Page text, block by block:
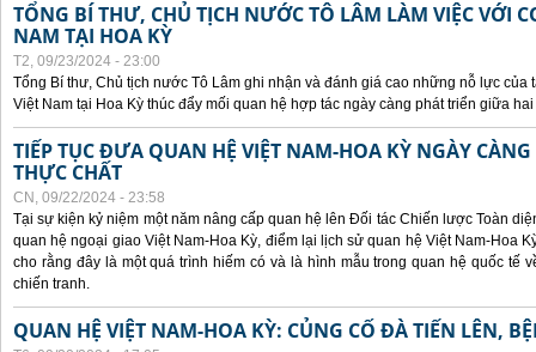
TỔNG BÍ THƯ, CHỦ TỊCH NƯỚC TÔ LÂM LÀM VIỆC VỚI
NAM TẠI HOA KỲ
T2, 09/23/2024 - 23:00
Tổng Bí thư, Chủ tịch nước Tô Lâm ghi nhận và đánh giá cao những nỗ lực của
Việt Nam tại Hoa Kỳ thúc đẩy mối quan hệ hợp tác ngày càng phát triển giữa
TIẾP TỤC ĐƯA QUAN HỆ VIỆT NAM-HOA KỲ NGÀY
THỰC CHẤT
CN, 09/22/2024 - 23:58
Tại sự kiện kỷ niệm một năm nâng cấp quan hệ lên Đối tác Chiến lược Toàn
quan hệ ngoại giao Việt Nam-Hoa Kỳ, điểm lại lịch sử quan hệ Việt Nam-Hoa
cho rằng đây là một quá trình hiếm có và là hình mẫu trong quan hệ quốc tế
chiến tranh.
QUAN HỆ VIỆT NAM-HOA KỲ: CỦNG CỐ ĐÀ TIẾN LÊN,